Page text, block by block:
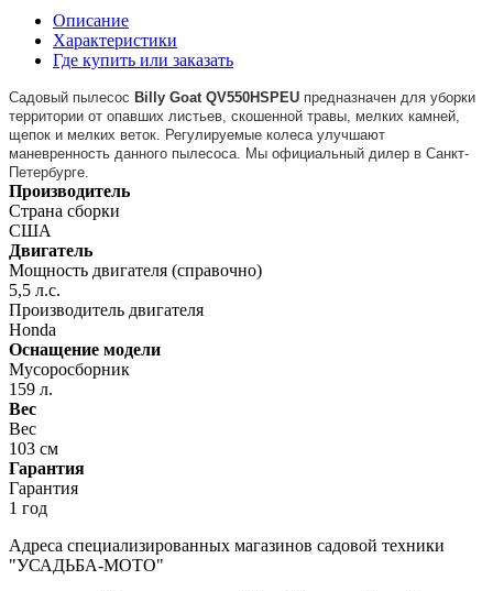
Описание
Характеристики
Где купить или заказать
Садовый пылесос Billy Goat QV550HSPEU предназначен для уборки
территории от опавших листьев, скошенной травы, мелких камней,
щепок и мелких веток. Регулируемые колеса улучшают
маневренность данного пылесоса. Мы официальный дилер в Санкт-
Петербурге.
Производитель
Страна сборки
США
Двигатель
Мощность двигателя (справочно)
5,5 л.с.
Производитель двигателя
Honda
Оснащение модели
Мусоросборник
159 л.
Вес
Вес
103 см
Гарантия
Гарантия
1 год
Адреса специализированных магазинов садовой техники
"УСАДЬБА-МОТО"